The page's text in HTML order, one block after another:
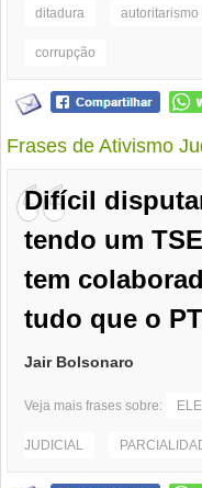
ditadura autoritarismo
corrupção
Frases de Ativismo
Difícil
tendo um
tem
tudo que o
Jair Bolsonaro
Veja mais frases sobre:
JUDICIAL